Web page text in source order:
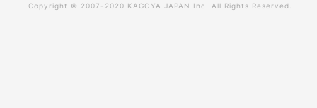
Copyright © 2007-2020 KAGOYA JAPAN Inc. All Rights Reserved.